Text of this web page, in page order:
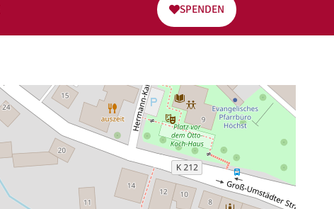
SPENDEN